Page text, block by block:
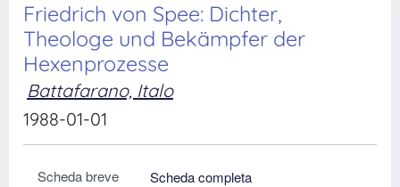
Friedrich von Spee: Dichter,
Theologe und Bekämpfer der
Hexenprozesse
Battafarano, Italo
1988-01-01
Scheda breve
Scheda completa